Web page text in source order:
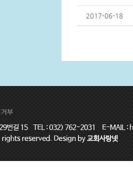
2017-06-18